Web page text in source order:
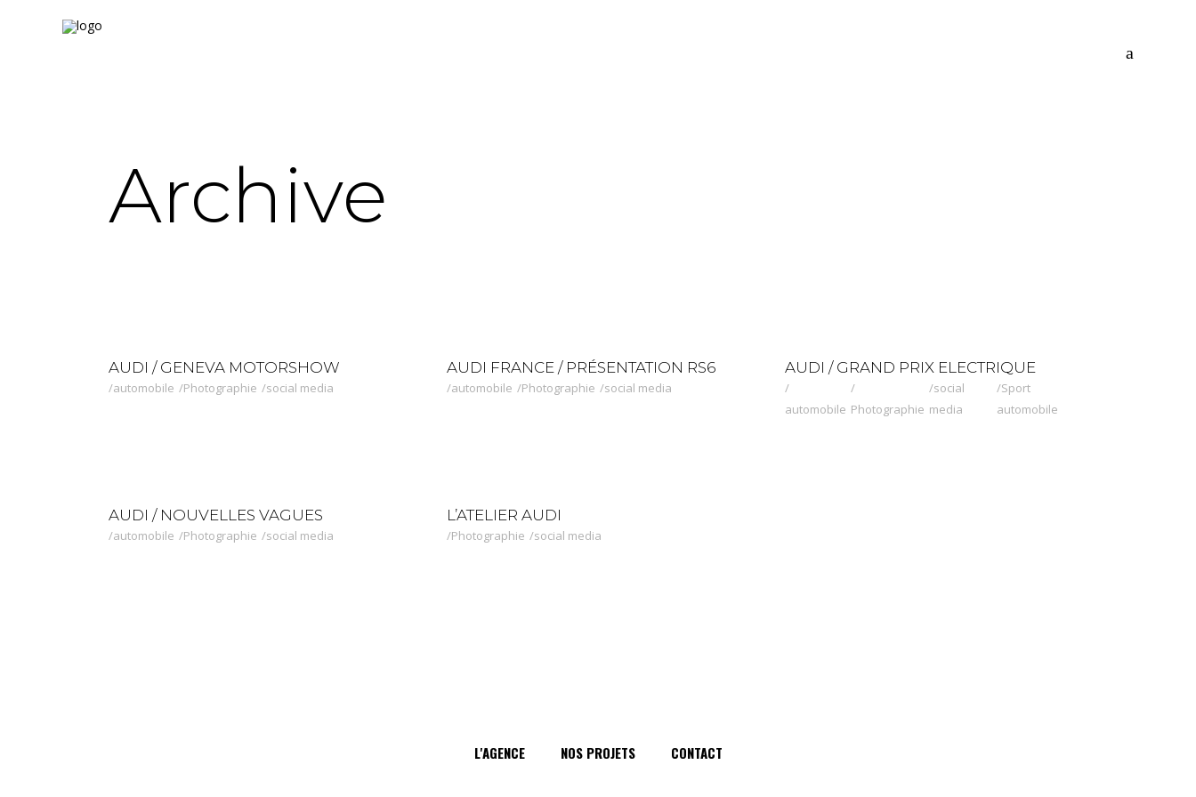
Archive
AUDI / GENEVA MOTORSHOW
automobile Photographie social media
AUDI FRANCE / PRÉSENTATION RS6
automobile Photographie social media
AUDI / GRAND PRIX ELECTRIQUE
automobile Photographie
social
media
Sport
automobile
AUDI / NOUVELLES VAGUES
automobile Photographie social media
L’ATELIER AUDI
Photographie social media
L'AGENCE NOS PROJETS CONTACT